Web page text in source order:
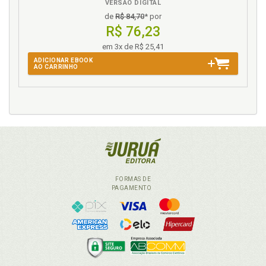
Julgamento do Tema 709 pelo STF, p. 185
Laudo técnico de condições ambientais do trabalho
Legislação em vigor - Lei 8.213/91, p. 47
Legislação. Histórico resumido da legislação, p. 25
Lei 10.403/2002. Histórico resumido da legislação, p.
Lei 5.890/1973 - Altera a Lei 3.807/1960. Histórico
resumido da legislação, p. 29
Lei 6.643/1979. Histórico resumido da legislação, p.
Lei 6.887/1980. Histórico resumido da legislação, p.
VERSÃO DIGITAL
de R$ 84,70* por
R$ 76,23
em 3x de R$ 25,41
ADICIONAR EBOOK
AO CARRINHO
FORMAS DE
PAGAMENTO